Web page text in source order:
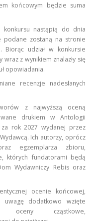
końcowym będzie suma
konkursu nastąpią do dnia
podane zostaną na stronie
Biorąc udział w konkursie
wraz z wynikiem znalazły się
opowiadania.
recenzje nadesłanych
z najwyższą oceną
drukiem w Antologii
za rok 2027 wydanej przez
Ich autorzy, oprócz
egzemplarza zbioru,
których fundatorami będą
Wydawniczy Rebis oraz
ocenie końcowej,
dodatkowo wzięte
oceny cząstkowe,